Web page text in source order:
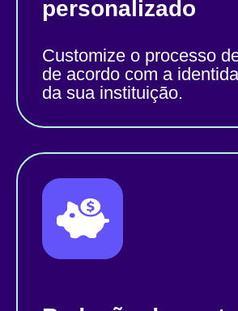
personalizado
Customize o processo
de acordo com a
da sua instituição.